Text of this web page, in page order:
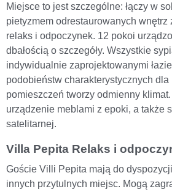
Miejsce to jest szczególne: łączy w
pietyzmem odrestaurowanych
relaks i odpoczynek. 12 pokoi
dbałością o szczegóły. Wszystkie
indywidualnie zaprojektowanymi
podobieństw charakterystycznych
pomieszczeń tworzy odmienny
urządzenie meblami z epoki, a także
satelitarnej.
Villa Pepita Relaks i
Goście Villi Pepita mają do
innych przytulnych miejsc. Mogą